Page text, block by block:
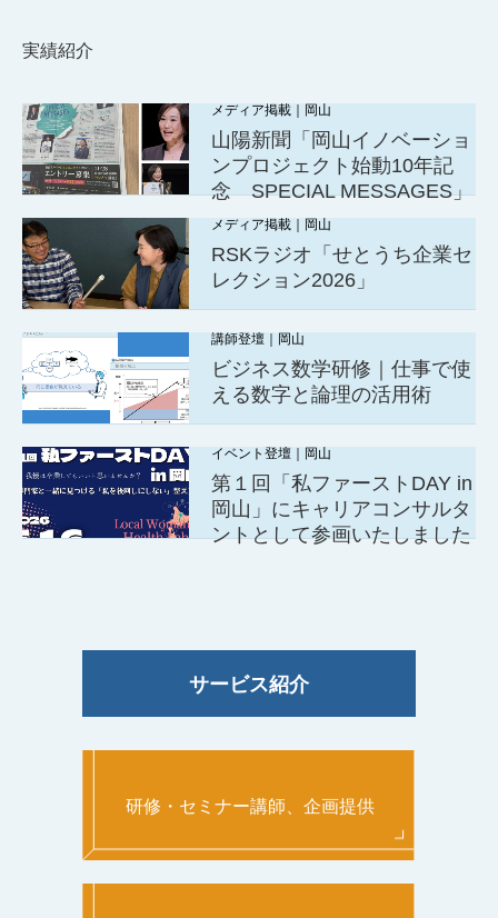
実績紹介
メディア掲載｜岡山
山陽新聞「岡山イノベーショ
ンプロジェクト始動10年記
念 SPECIAL MESSAGES」
メディア掲載｜岡山
RSKラジオ「せとうち企業セ
レクション2026」
講師登壇｜岡山
ビジネス数学研修｜仕事で使
える数字と論理の活用術
イベント登壇｜岡山
第１回「私ファーストDAY in
岡山」にキャリアコンサルタ
ントとして参画いたしました
サービス紹介
研修・セミナー講師、企画提供